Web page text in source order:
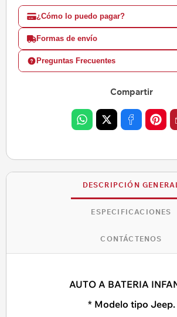
¿Cómo lo puedo pagar?
Formas de envío
Preguntas Frecuentes
Compartir
DESCRIPCIÓN GENERAL
ESPECIFICACIONES
CONTÁCTENOS
AUTO A BATERIA
* Modelo tipo Jeep.